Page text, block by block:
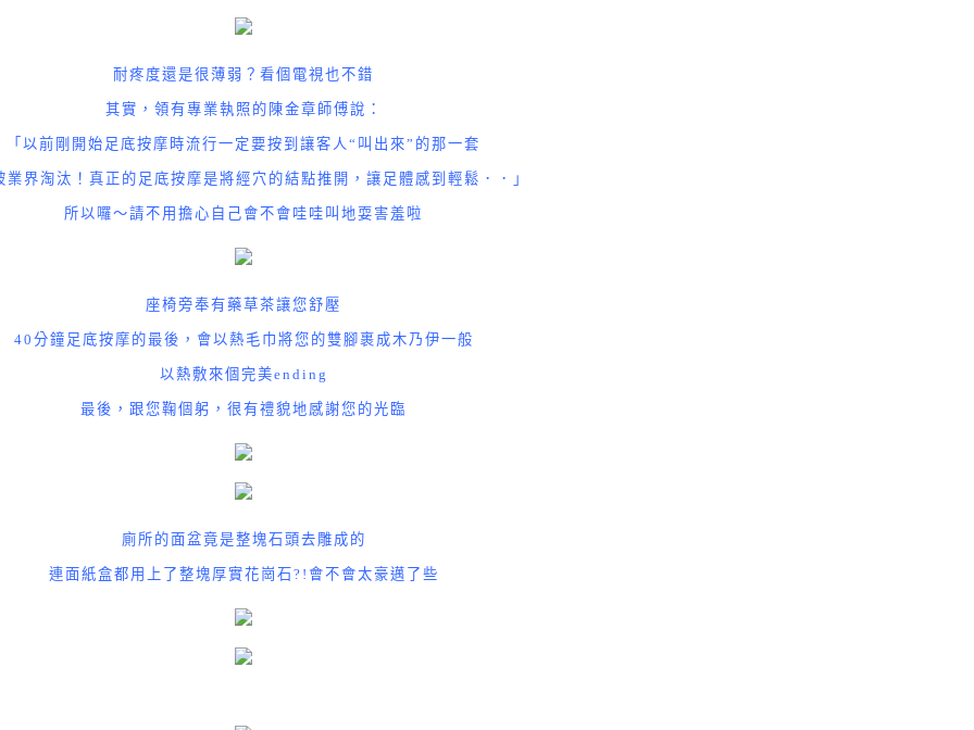
耐疼度還是很薄弱？看個電視也不錯
其實，領有專業執照的陳金章師傅說：
「以前剛開始足底按摩時流行一定要按到讓客人“叫出來”的那一套
業界淘汰！真正的足底按摩是將經穴的結點推開，讓足體感到輕鬆．．」
所以囉～請不用擔心自己會不會哇哇叫地耍害羞啦
座椅旁奉有藥草茶讓您舒壓
40 分鐘足底按摩的最後，會以熱毛巾將您的雙腳裹成木乃伊一般
以熱敷來個完美ending
最後，跟您鞠個躬，很有禮貌地感謝您的光臨
廁所的面盆竟是整塊石頭去雕成的
連面紙盒都用上了整塊厚實花崗石?! 會不會太豪邁了些